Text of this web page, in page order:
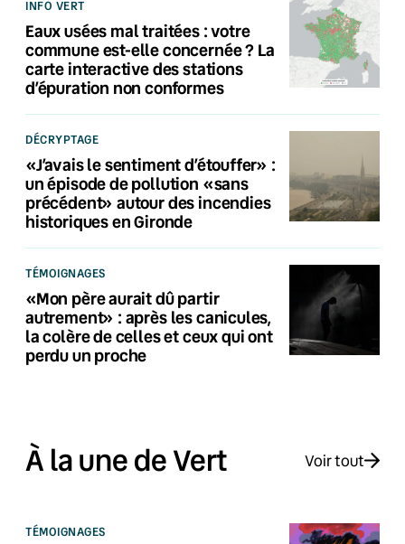
INFO VERT
Eaux usées mal traitées : votre
commune est-elle concernée ? La
carte interactive des stations
d’épuration non conformes
DÉCRYPTAGE
«J’avais le sentiment d’étouffer» :
un épisode de pollution «sans
précédent» autour des incendies
historiques en Gironde
TÉMOIGNAGES
«Mon père aurait dû partir
autrement» : après les canicules,
la colère de celles et ceux qui ont
perdu un proche
À la une de Vert Voir tout
TÉMOIGNAGES